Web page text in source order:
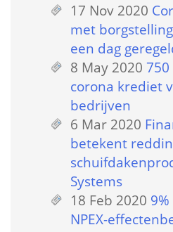
17 Nov 2020
met
een dag
8 May 2020
corona krediet
bedrijven
6 Mar 2020
betekent
Systems
18 Feb 2020
NPEX-